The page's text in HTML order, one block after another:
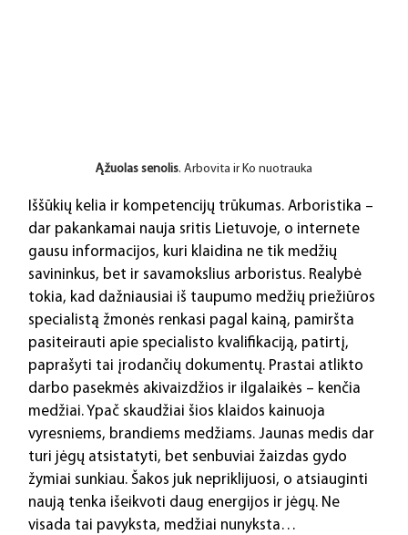
Ąžuolas senolis. Arbovita ir Ko nuotrauka
Iššūkių kelia ir kompetencijų trūkumas. Arboristika –
dar pakankamai nauja sritis Lietuvoje, o internete
gausu informacijos, kuri klaidina ne tik medžių
savininkus, bet ir savamokslius arboristus. Realybė
tokia, kad dažniausiai iš taupumo medžių priežiūros
specialistą žmonės renkasi pagal kainą, pamiršta
pasiteirauti apie specialisto kvalifikaciją, patirtį,
paprašyti tai įrodančių dokumentų. Prastai atlikto
darbo pasekmės akivaizdžios ir ilgalaikės – kenčia
medžiai. Ypač skaudžiai šios klaidos kainuoja
vyresniems, brandiems medžiams. Jaunas medis dar
turi jėgų atsistatyti, bet senbuviai žaizdas gydo
žymiai sunkiau. Šakos juk nepriklijuosi, o atsiauginti
naują tenka išeikvoti daug energijos ir jėgų. Ne
visada tai pavyksta, medžiai nunyksta…